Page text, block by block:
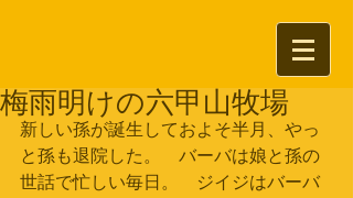
梅雨明けの六甲山牧場
新しい孫が誕生しておよそ半月、やっ
と孫も退院した。　バーバは娘と孫の
世話で忙しい毎日。　ジイジはバーバ